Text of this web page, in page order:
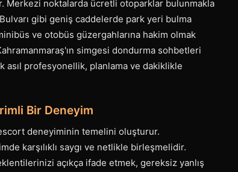
Merkezi noktalarda ücretli otoparklar bulunmakla
gibi geniş caddelerde park yeri bulma
ve otobüs güzergahlarına hakim olmak
simgesi dondurma sohbetleri
profesyonellik, planlama ve dakiklikle
Bir Deneyim
deneyiminin temelini oluşturur.
karşılıklı saygı ve netlikle birleşmelidir.
açıkça ifade etmek, gereksiz yanlış